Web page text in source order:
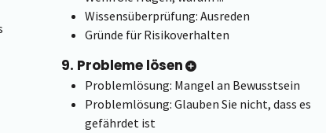
Wissensüberprüfung: Ausreden
Gründe für Risikoverhalten
9. Probleme lösen
Problemlösung: Mangel an Bewusstsein
Problemlösung: Glauben Sie nicht, dass es
gefährdet ist